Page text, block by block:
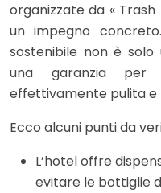
organizzate da «
un impegno
sostenibile non è
una garanzia per
effettivamente pulita e
Ecco alcuni punti da
L’hotel offre
evitare le bottiglie